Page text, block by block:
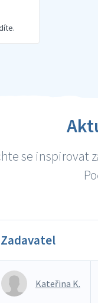
se inspirovat
Zadavatel
Kateřina K.